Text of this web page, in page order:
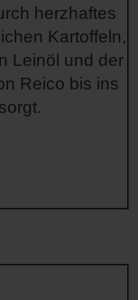
herzhaftes
Kartoffeln,
Leinöl und der
Reico bis ins